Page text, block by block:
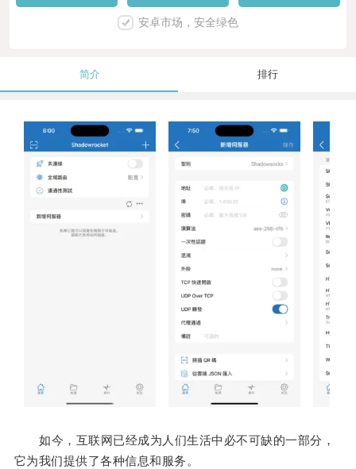
安卓市场，安全绿色
简介 排行
如今，互联网已经成为人们生活中必不可缺的一部分，
它为我们提供了各种信息和服务。